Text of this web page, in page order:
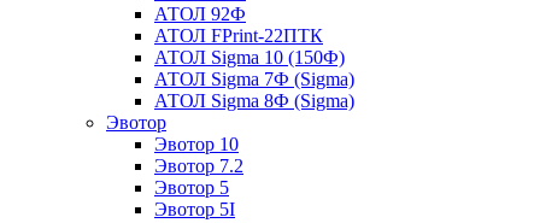
АТОЛ 92Ф
АТОЛ FPrint-22ПТК
АТОЛ Sigma 10 (150Ф)
АТОЛ Sigma 7Ф (Sigma)
АТОЛ Sigma 8Ф (Sigma)
Эвотор
Эвотор 10
Эвотор 7.2
Эвотор 5
Эвотор 5I